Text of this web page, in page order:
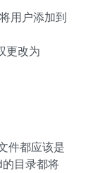
用户添加到
更改为
件都应该是
目录都将